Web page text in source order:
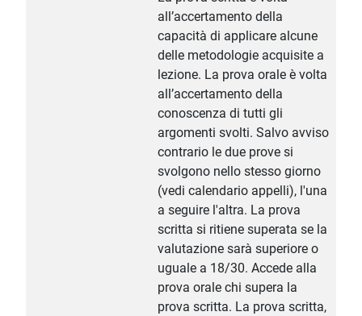
all’accertamento della
capacità di applicare alcune
delle metodologie acquisite a
lezione. La prova orale è volta
all’accertamento della
conoscenza di tutti gli
argomenti svolti. Salvo avviso
contrario le due prove si
svolgono nello stesso giorno
(vedi calendario appelli), l'una
a seguire l'altra. La prova
scritta si ritiene superata se la
valutazione sarà superiore o
uguale a 18/30. Accede alla
prova orale chi supera la
prova scritta. La prova scritta,